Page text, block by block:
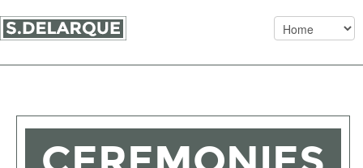
Ce site est une archive, en ligne tel qu’il était. —Le